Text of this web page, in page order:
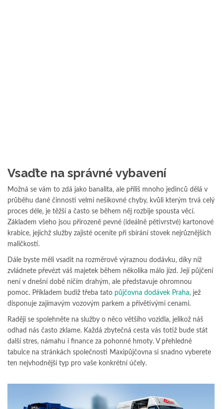
Vsaďte na správné vybavení
Možná se vám to zdá jako banalita, ale příliš mnoho jedinců dělá v
průběhu dané činnosti velmi nešikovné chyby, kvůli kterým trvá celý
proces déle, je těžší a často se během něj rozbije spousta věcí.
Základem všeho jsou přirozeně pevné (ideálně pětivrstvé) kartonové
krabice, jejichž služby zajisté oceníte při sbírání stovek nejrůznějších
maličkostí.
Dále byste měli vsadit na rozměrově výraznou dodávku, díky níž
zvládnete převézt váš majetek během několika málo jízd. Její půjčení
není v dnešní době ničím drahým, ale představuje ohromnou
pomoc. Příkladem budiž třeba tato půjčovna dodávek Praha, jež
disponuje zajímavým vozovým parkem a přívětivými cenami.
Raději se spolehněte na služby o něco většího vozidla, jelikož náš
odhad nás často zklame. Každá zbytečná cesta vás totiž bude stát
další stres, námahu i finance za pohonné hmoty. V přehledné
tabulce na stránkách společnosti Maxipůjčovna si snadno vyberete
ten nejvhodnější typ pro vaše konkrétní účely.